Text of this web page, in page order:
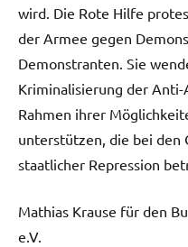
wird. Die Rote Hilfe
der Armee gegen
Demonstranten. Sie
Kriminalisierung der
Rahmen ihrer
unterstützen, die bei den
staatlicher Repression
Mathias Krause für den
e.V.